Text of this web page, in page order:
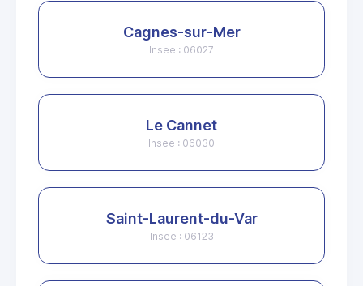
Cagnes-sur-Mer
Insee : 06027
Le Cannet
Insee : 06030
Saint-Laurent-du-Var
Insee : 06123